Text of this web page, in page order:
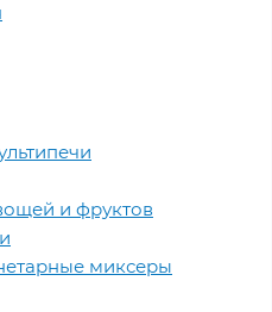
и фруктов
миксеры